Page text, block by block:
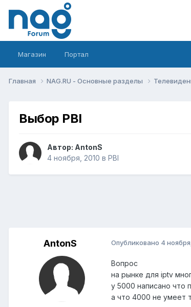
Магазин Портал
Главная NAG.RU - Основные разделы
Выбор PBI
Автор: AntonS
4 ноября, 2010 в PBI
AntonS Опубликовано 4
Вопрос
на рынке для iptv
у 5000 написано что
а что 4000 не умеет